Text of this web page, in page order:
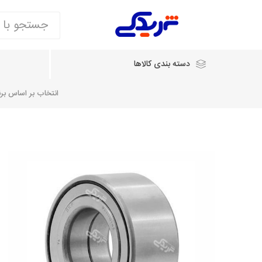
دسته بندی کالاها
انتخاب بر اساس
شرکت ایساکو
شرکت
سایپایدک
شرکت دیناپارت